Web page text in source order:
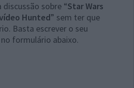
sobre “Star Wars
Hunted” sem ter que
Basta escrever o seu
formulário abaixo.